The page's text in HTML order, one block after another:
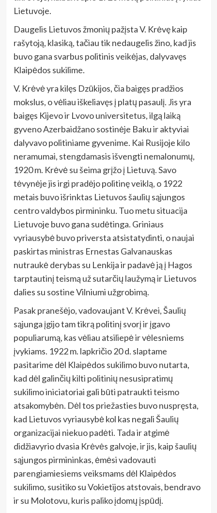
Lietuvoje.
Daugelis Lietuvos žmonių pažįsta V. Krėvę kaip
rašytoją, klasiką, tačiau tik nedaugelis žino, kad jis
buvo gana svarbus politinis veikėjas, dalyvavęs
Klaipėdos sukilime.
V. Krėvė yra kilęs Dzūkijos, čia baigęs pradžios
mokslus, o vėliau iškeliavęs į platų pasaulį. Jis yra
baigęs Kijevo ir Lvovo universitetus, ilgą laiką
gyveno Azerbaidžano sostinėje Baku ir aktyviai
dalyvavo politiniame gyvenime. Kai Rusijoje kilo
neramumai, stengdamasis išvengti nemalonumų,
1920 m. Krėvė su šeima grįžo į Lietuvą. Savo
tėvynėje jis irgi pradėjo politinę veiklą, o 1922
metais buvo išrinktas Lietuvos šaulių sąjungos
centro valdybos pirmininku. Tuo metu situacija
Lietuvoje buvo gana sudėtinga. Griniaus
vyriausybė buvo priversta atsistatydinti, o naujai
paskirtas ministras Ernestas Galvanauskas
nutraukė derybas su Lenkija ir padavė ją į Hagos
tarptautinį teismą už sutarčių laužymą ir Lietuvos
dalies su sostine Vilniumi užgrobimą.
Pasak pranešėjo, vadovaujant V. Krėvei, Šaulių
sąjunga įgijo tam tikrą politinį svorį ir įgavo
populiarumą, kas vėliau atsiliepė ir vėlesniems
įvykiams. 1922 m. lapkričio 20 d. slaptame
pasitarime dėl Klaipėdos sukilimo buvo nutarta,
kad dėl galinčių kilti politinių nesusipratimų
sukilimo iniciatoriai gali būti patraukti teismo
atsakomybėn. Dėl tos priežasties buvo nuspręsta,
kad Lietuvos vyriausybė kol kas negali Šaulių
organizacijai niekuo padėti. Tada ir atgimė
didžiavyrio dvasia Krėvės galvoje, ir jis, kaip šaulių
sąjungos pirmininkas, ėmėsi vadovauti
parengiamiesiems veiksmams dėl Klaipėdos
sukilimo, susitiko su Vokietijos atstovais, bendravo
ir su Molotovu, kuris paliko įdomų įspūdį.